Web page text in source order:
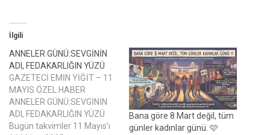
İlgili
ANNELER GÜNÜ:SEVGİNİN
ADI, FEDAKARLIĞIN YÜZÜ
GAZETECİ EMİN YİĞİT – 11
MAYIS ÖZEL HABER
ANNELER GÜNÜ:SEVGİNİN
ADI, FEDAKARLIĞIN YÜZÜ
Bugün takvimler 11 Mayıs’ı
Bana göre 8 Mart değil, tüm
günler kadınlar günü. 🩷